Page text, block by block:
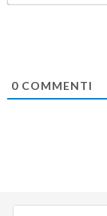
0COMMENTI